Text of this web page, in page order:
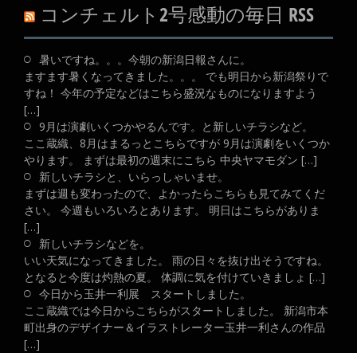
コンチェルト2号感動の毎日 RSS
暑いですね。。。今朝の新潟日報さんに。
ますます暑くなってきました。。。 でも明日から新潟祭りで
すね！ 今年の予定などはこちら盛況なものになりますよう
[…]
9月は演劇いくつかやるんです。と新しいチラシなど。
ここ蔵織、8月はまるっとこちらですが 9月は演劇をいくつか
やります。 まずは最初の週末にこちら 中央ヤマモダン […]
新しいチラシと、いらっしゃいませ。
まずは週も変わったので、よかったらこちらも見てみてくだ
さい。 今週もいろいろとあります。 明日はこちらがありま
[…]
新しいチラシなどを。
いい天気になってきました。 雨の日々を抜け出そうですね。
となると今度は灼熱の夏。 体調に気を付けていきましょ […]
今日から玉井一利展 スタートしました。
ここ蔵織では今日からこちらがスタートしました。 新潟市本
町出身のデザイナー＆イラストレーター玉井一利さんの作品
[…]